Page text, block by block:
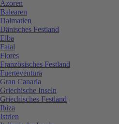
Azoren
Balearen
Dalmatien
Dänisches Festland
Elba
Faial
Flores
Französisches Festland
Fuerteventura
Gran Canaria
Griechische Inseln
Griechisches Festland
Ibiza
Istrien